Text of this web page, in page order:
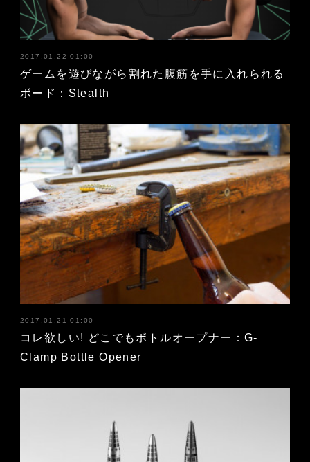
2017.01.22 01:00
ゲームを遊びながら割れた腹筋を手に入れられる
ボード：Stealth
2017.01.21 01:00
コレ欲しい! どこでもボトルオープナー：G-
Clamp Bottle Opener